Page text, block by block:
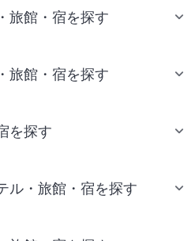
旅館・宿を探す
旅館・宿を探す
を探す
ル・旅館・宿を探す